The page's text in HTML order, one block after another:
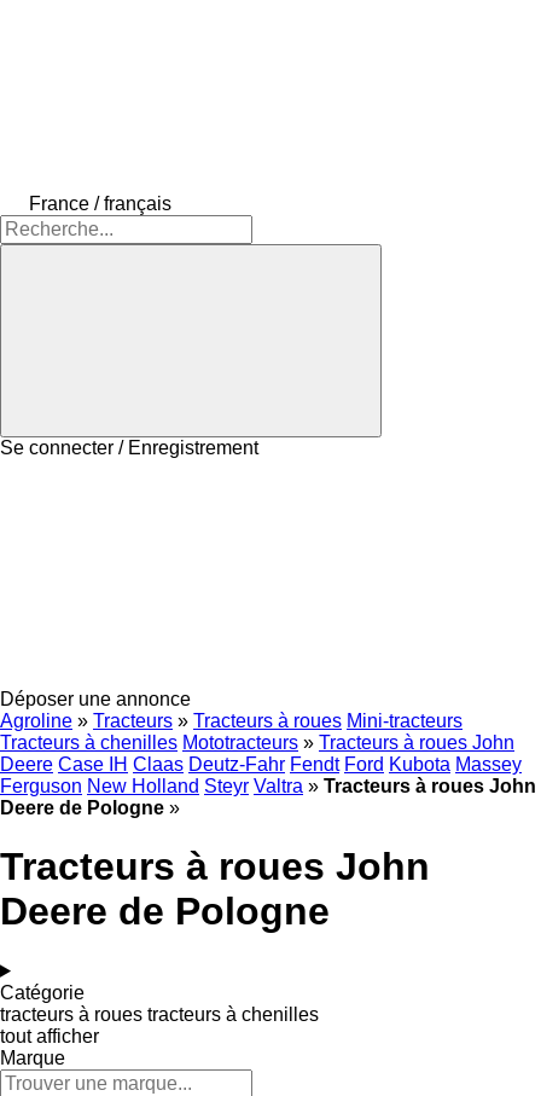
France / français
Se connecter / Enregistrement
Déposer une annonce
Agroline » Tracteurs » Tracteurs à roues Mini-tracteurs
Tracteurs à chenilles Mototracteurs » Tracteurs à roues John
Deere Case IH Claas Deutz-Fahr Fendt Ford Kubota Massey
Ferguson New Holland Steyr Valtra » Tracteurs à roues John
Deere de Pologne »
Tracteurs à roues John
Deere de Pologne
Catégorie
tracteurs à roues tracteurs à chenilles
tout afficher
Marque